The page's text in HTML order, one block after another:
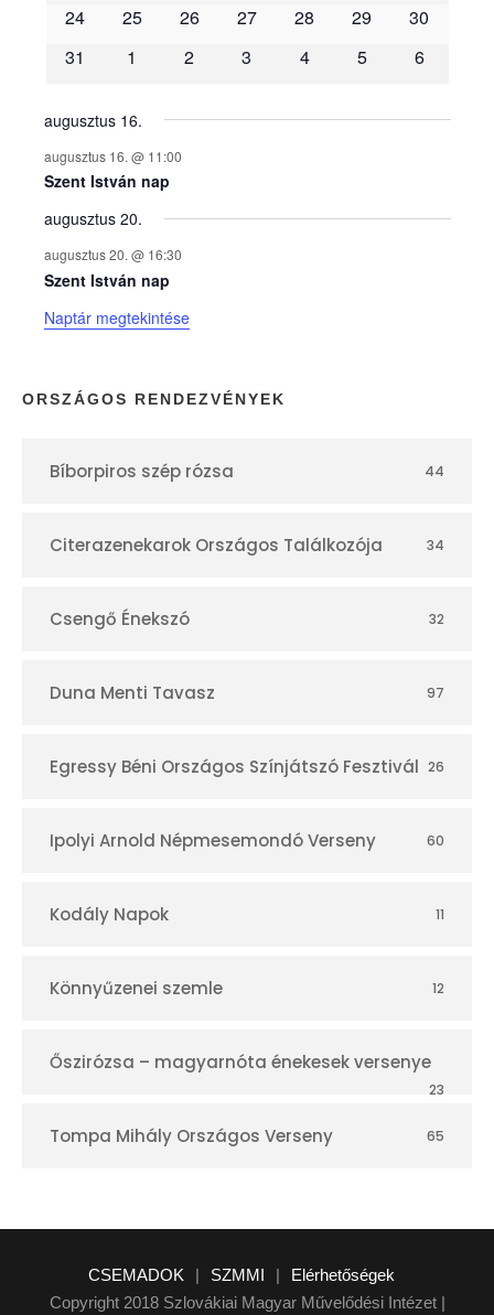
é
n
y
e
k
n
a
p
r
24
25 26 27 28 29
30
31
1 2 3 4 5 6
augusztus 16.
augusztus 16. @ 11:00
Szent István nap
augusztus 20.
augusztus 20. @ 16:30
Szent István nap
Naptár megtekintése
ORSZÁGOS RENDEZVÉNYEK
Bíborpiros szép rózsa 44
Citerazenekarok Országos Találkozója 34
Csengő Énekszó 32
Duna Menti Tavasz 97
Egressy Béni Országos Színjátszó Fesztivál 26
Ipolyi Arnold Népmesemondó Verseny 60
Kodály Napok 11
Könnyűzenei szemle 12
Őszirózsa – magyarnóta énekesek versenye
23
Tompa Mihály Országos Verseny 65
CSEMADOK | SZMMI |
Elérhetőségek
Copyright 2018 Szlovákiai Magyar Művelődési Intézet |